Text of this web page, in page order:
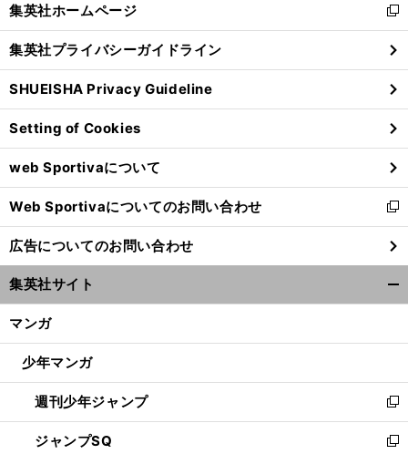
へ
閉
る
集英社ホームページ
新
し
い
ウ
ィ
ン
ド
ウ
で
開
く
集英社プライバシーガイドライン
SHUEISHA Privacy Guideline
Setting of Cookies
web Sportivaについて
Web Sportivaについてのお問い合わせ
新
し
い
ウ
ィ
ン
ウ
開
く
広告についてのお問い合わせ
集英社サイト
マンガ
少年マンガ
週刊少年ジャンプ
新
し
い
ジャンプSQ
新